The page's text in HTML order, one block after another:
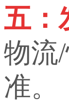
五：
物流
准。